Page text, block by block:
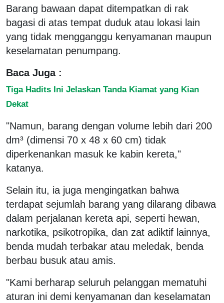
Barang bawaan dapat ditempatkan di rak
bagasi di atas tempat duduk atau lokasi lain
yang tidak mengganggu kenyamanan maupun
keselamatan penumpang.
Baca Juga :
Tiga Hadits Ini Jelaskan Tanda Kiamat yang Kian
Dekat
"Namun, barang dengan volume lebih dari 200
dm³ (dimensi 70 x 48 x 60 cm) tidak
diperkenankan masuk ke kabin kereta,"
katanya.
Selain itu, ia juga mengingatkan bahwa
terdapat sejumlah barang yang dilarang dibawa
dalam perjalanan kereta api, seperti hewan,
narkotika, psikotropika, dan zat adiktif lainnya,
benda mudah terbakar atau meledak, benda
berbau busuk atau amis.
"Kami berharap seluruh pelanggan mematuhi
aturan ini demi kenyamanan dan keselamatan